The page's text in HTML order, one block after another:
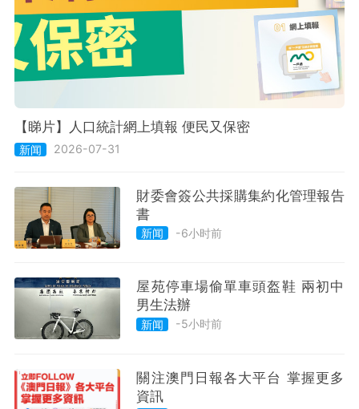
【睇片】人口統計網上填報 便民又保密
新闻 2026-07-31
財委會簽公共採購集約化管理報告
書
新闻 -6小时前
屋苑停車場偷單車頭盔鞋 兩初中
男生法辦
新闻 -5小时前
關注澳門日報各大平台 掌握更多
資訊